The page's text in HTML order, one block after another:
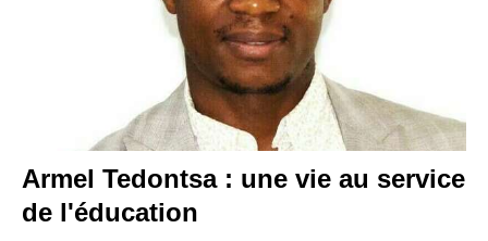
Armel Tedontsa : une vie au service
de l'éducation